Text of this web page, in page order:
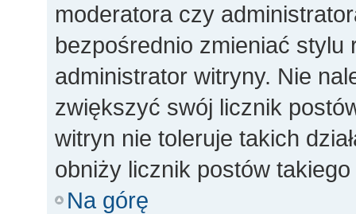
moderatora czy
bezpośrednio zmieniać stylu
administrator witryny. Nie
zwiększyć swój licznik
witryn nie toleruje takich
obniży licznik postów
Na górę